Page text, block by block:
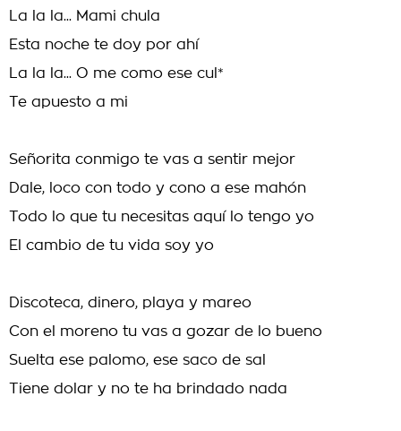
La la la... Mami chula
Esta noche te doy por ahí
La la la... O me como ese cul*
Te apuesto a mi
Señorita conmigo te vas a sentir mejor
Dale, loco con todo y cono a ese mahón
Todo lo que tu necesitas aquí lo tengo yo
El cambio de tu vida soy yo
Discoteca, dinero, playa y mareo
Con el moreno tu vas a gozar de lo bueno
Suelta ese palomo, ese saco de sal
Tiene dolar y no te ha brindado nada